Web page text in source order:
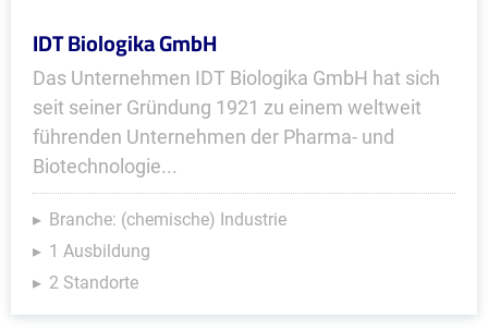
IDT Biologika GmbH
Das Unternehmen IDT Biologika GmbH hat sich
seit seiner Gründung 1921 zu einem weltweit
führenden Unternehmen der Pharma- und
Biotechnologie...
Branche: (chemische) Industrie
1 Ausbildung
2 Standorte